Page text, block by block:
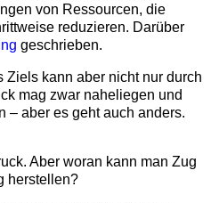
von Ressourcen, die
reduzieren. Darüber
geschrieben.
kann aber nicht nur durch
mag zwar naheliegen und
– aber es geht auch anders.
Aber woran kann man Zug
herstellen?